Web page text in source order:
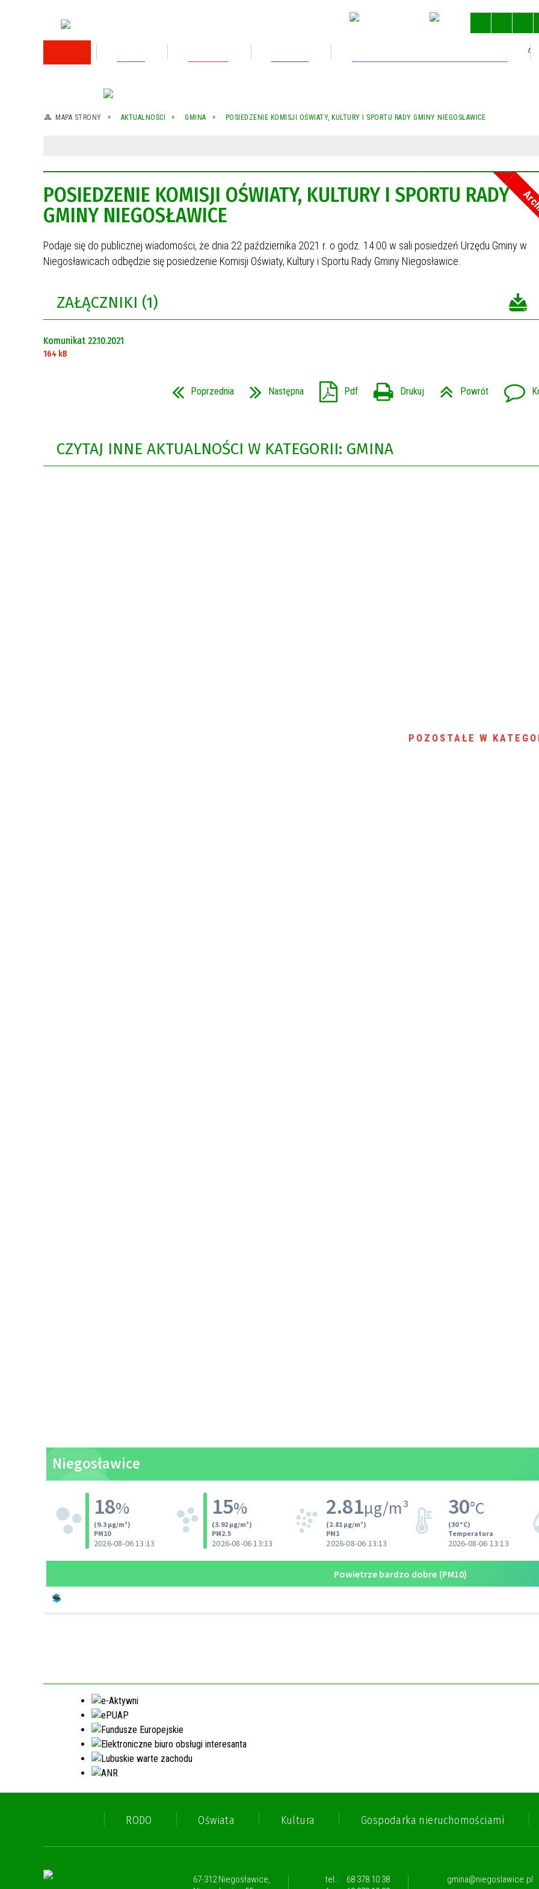
STRONA
Rok 2025
Wykaz nieruchomości przeznaczonej do
sprzedaży
Rok 2022
Rok 2020
MAPA STRONY AKTUALNOŚCI GMINA POSIEDZENIE KOMISJI OŚWIATY, KULTURY I SPORTU RADY GMINY NIEGOSŁAWICE
POSIEDZENIE KOMISJI OŚWIATY, KULTURY I SPORTU RADY
GMINY NIEGOSŁAWICE
Podaje się do publicznej wiadomości, że dnia 22 października 2021 r. o godz. 14:00 w sali posiedzeń Urzędu Gminy w
Niegosławicach odbędzie się posiedzenie Komisji Oświaty, Kultury i Sportu Rady Gminy Niegosławice.
ZAŁĄCZNIKI (1)
Komunikat 22.10.2021
164 kB
Poprzednia Następna Pdf Drukuj Powrót
CZYTAJ INNE AKTUALNOŚCI W KATEGORII: GMINA
POZOSTAŁE W
RODO Oświata Kultura Gospodarka nieruchomościami
67-312 Niegosławice,
tel.:
68 378 10 38
gmina@niegoslawice.pl